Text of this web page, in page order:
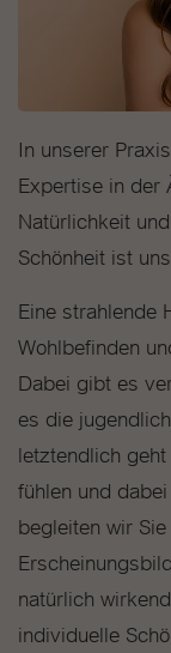
In unserer
Expertise in der
Natürlichkeit
Schönheit ist
Eine strahlende
Wohlbefinden
Dabei gibt es
es die
letztendlich
fühlen und
begleiten wir
natürlich
individuelle